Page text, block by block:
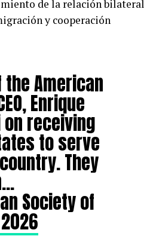
de la relación bilateral
y cooperación
the American
Enrique
receiving
to serve
They
Society of